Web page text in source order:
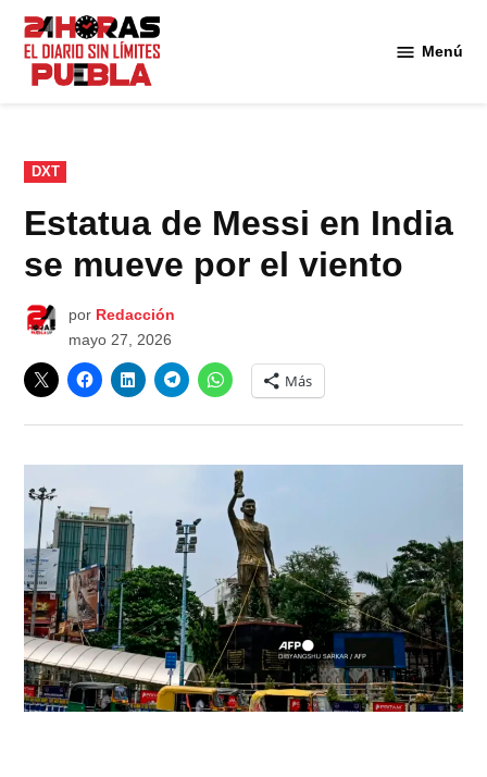
Saltar
contenido
Menú
PUBLICADO
EN
DXT
Estatua de Messi en India
se mueve por el viento
por Redacción
mayo 27, 2026
Más